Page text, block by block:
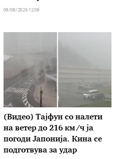
08/08/2026 12:08
(Видео) Тајфун со налети
на ветер до 216 км/ч ја
погоди Јапонија. Кина се
подготвува за удар